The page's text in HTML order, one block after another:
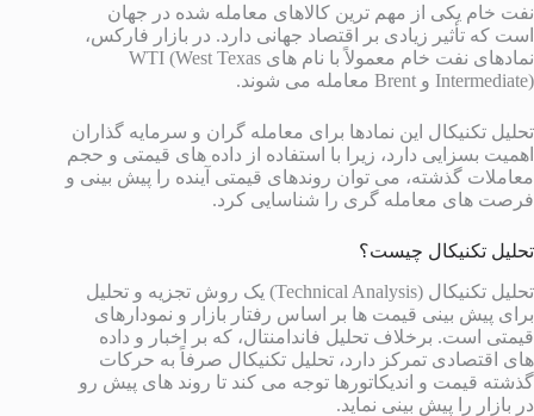
نفت خام یکی از مهم ترین کالاهای معامله شده در جهان
است که تأثیر زیادی بر اقتصاد جهانی دارد. در بازار فارکس،
نمادهای نفت خام معمولاً با نام های WTI (West Texas
Intermediate) و Brent معامله می شوند.
تحلیل تکنیکال این نمادها برای معامله گران و سرمایه گذاران
اهمیت بسزایی دارد، زیرا با استفاده از داده های قیمتی و حجم
معاملات گذشته، می توان روندهای قیمتی آینده را پیش بینی و
فرصت های معامله گری را شناسایی کرد.
تحلیل تکنیکال چیست؟
تحلیل تکنیکال (Technical Analysis) یک روش تجزیه و تحلیل
برای پیش بینی قیمت ها بر اساس رفتار بازار و نمودارهای
قیمتی است. برخلاف تحلیل فاندامنتال، که بر اخبار و داده
های اقتصادی تمرکز دارد، تحلیل تکنیکال صرفاً به حرکات
گذشته قیمت و اندیکاتورها توجه می کند تا روند های پیش رو
در بازار را پیش بینی نماید.